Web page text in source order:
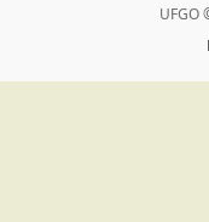
UFGO